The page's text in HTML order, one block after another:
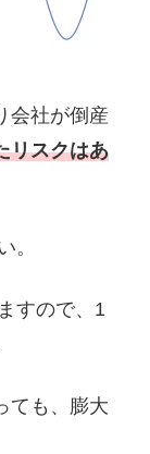
会社が倒産
リスクはあ
。
すので、1
ても、膨大